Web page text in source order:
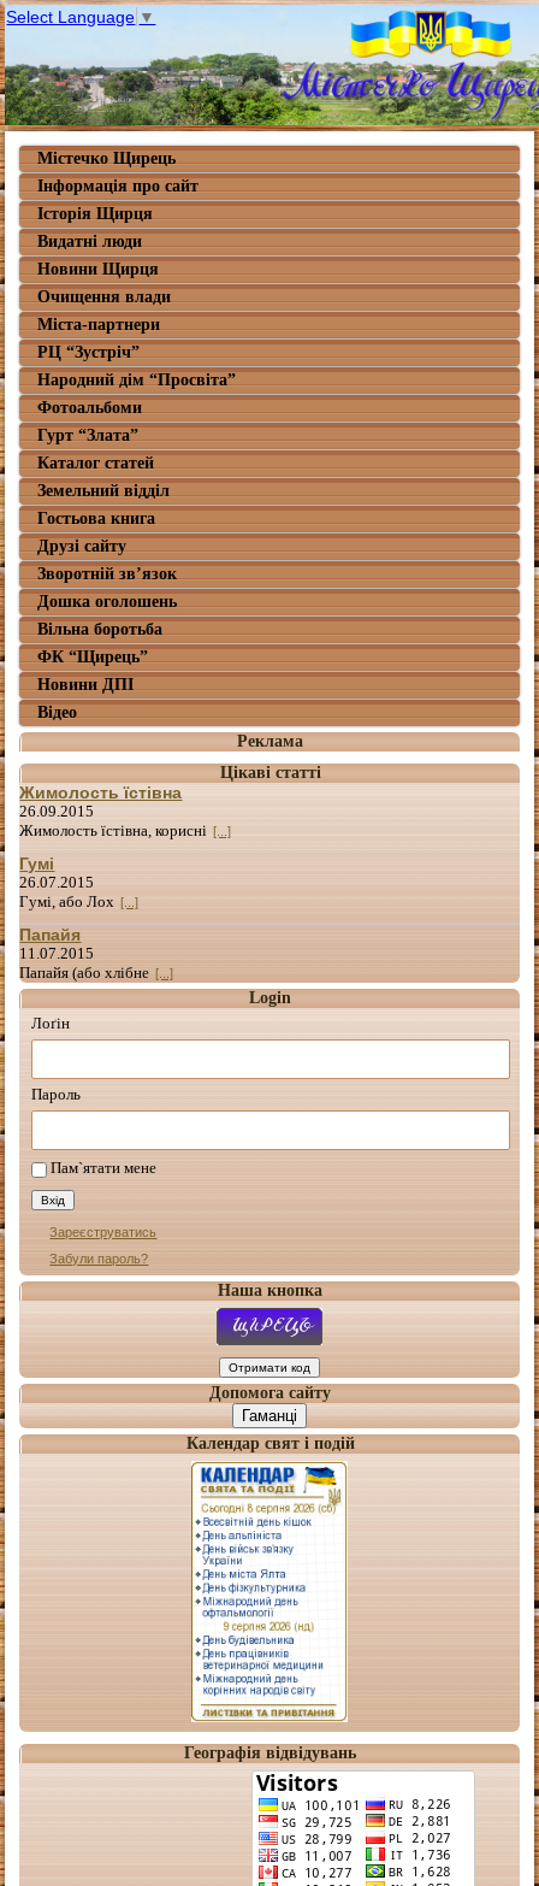
Select Language ▼
Містечко Щирець
Інформація про сайт
Історія Щирця
Видатні люди
Новини Щирця
Очищення влади
Міста-партнери
РЦ “Зустріч”
Народний дім “Просвіта”
Фотоальбоми
Гурт “Злата”
Каталог статей
Земельний відділ
Гостьова книга
Друзі сайту
Зворотній зв’язок
Дошка оголошень
Вільна боротьба
ФК “Щирець”
Новини ДПІ
Відео
Реклама
Цікаві статті
Жимолость їстівна
26.09.2015
Жимолость їстівна, корисні [...]
Гумі
26.07.2015
Гумі, або Лох [...]
Папайя
11.07.2015
Папайя (або хлібне [...]
Login
Лоґін
Пароль
Пам`ятати мене
Зареєструватись
Забули пароль?
Наша кнопка
Допомога сайту
Гаманці
Календар свят і подій
Географія відвідувань